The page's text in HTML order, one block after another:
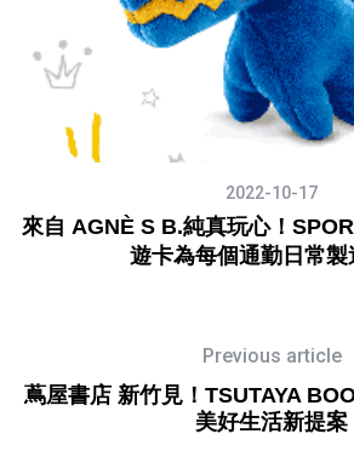
2022-10-17
來自 AGNÈ S B.純真玩心！
遊卡為每個通勤日常製
Previous article
蔦屋書店 新竹見！TSUTAYA
美好生活新提案